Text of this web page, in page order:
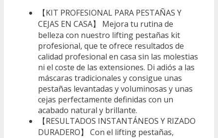
【KIT PROFESIONAL PARA PESTAÑAS Y
CEJAS EN CASA】 Mejora tu rutina de
belleza con nuestro lifting pestañas kit
profesional, que te ofrece resultados de
calidad profesional en casa sin las molestias
ni el coste de las extensiones. Di adiós a las
máscaras tradicionales y consigue unas
pestañas levantadas y voluminosas y unas
cejas perfectamente definidas con un
acabado natural y brillante.
【RESULTADOS INSTANTÁNEOS Y RIZADO
DURADERO】 Con el lifting pestañas,